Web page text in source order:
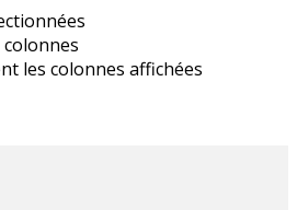
les colonnes affichées